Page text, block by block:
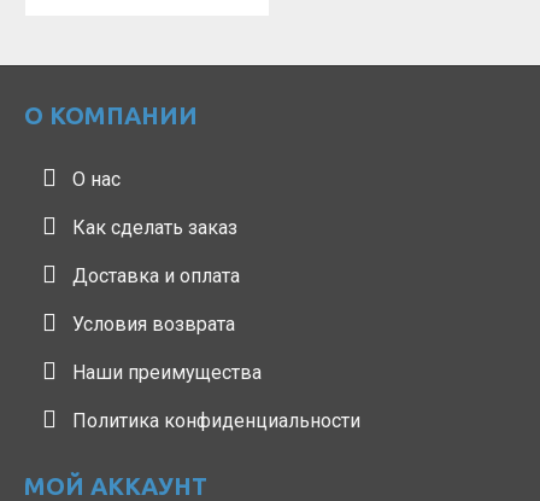
О КОМПАНИИ
О нас
Как сделать заказ
Доставка и оплата
Условия возврата
Наши преимущества
Политика конфиденциальности
МОЙ АККАУНТ